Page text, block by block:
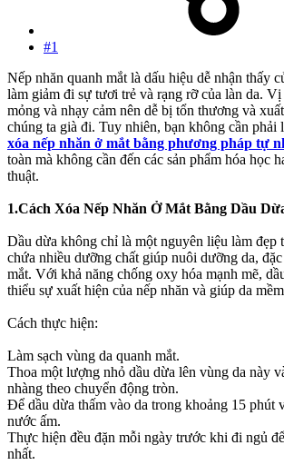
#1
Nếp nhăn quanh mắt là dấu hiệu dễ nhận thấy
làm giảm đi sự tươi trẻ và rạng rỡ của làn da.
mỏng và nhạy cảm nên dễ bị tổn thương và
chúng ta già đi. Tuy nhiên, bạn không cần phải
xóa nếp nhăn ở mắt bằng phương pháp tự
toàn mà không cần đến các sản phẩm hóa học
thuật.
1.Cách Xóa Nếp Nhăn Ở Mắt Bằng Dầu
Dầu dừa không chỉ là một nguyên liệu làm đẹp
chứa nhiều dưỡng chất giúp nuôi dưỡng da,
mắt. Với khả năng chống oxy hóa mạnh mẽ,
thiểu sự xuất hiện của nếp nhăn và giúp da
Cách thực hiện:
Làm sạch vùng da quanh mắt.
Thoa một lượng nhỏ dầu dừa lên vùng da này
nhàng theo chuyển động tròn.
Để dầu dừa thấm vào da trong khoảng 15 phút
nước ấm.
Thực hiện đều đặn mỗi ngày trước khi đi ngủ
nhất.